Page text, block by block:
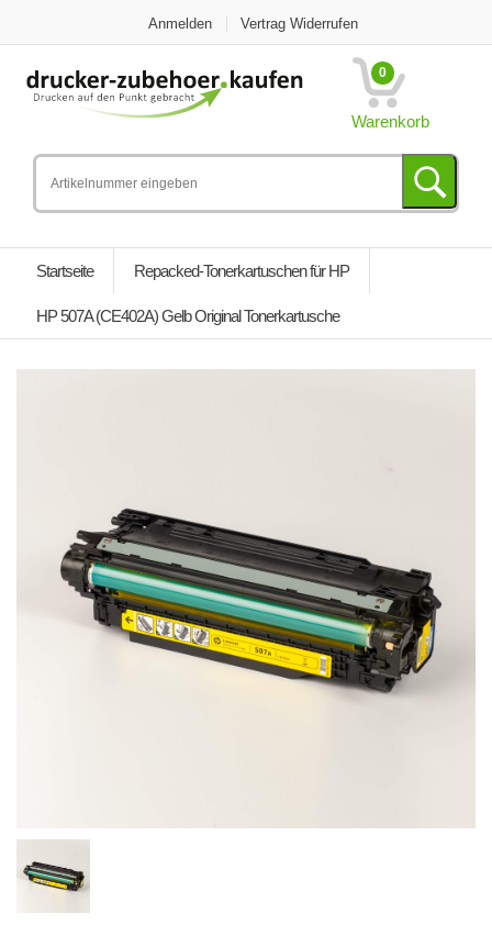
Anmelden Vertrag Widerrufen
0
Warenkorb
Startseite Repacked-Tonerkartuschen für HP
HP 507A (CE402A) Gelb Original Tonerkartusche